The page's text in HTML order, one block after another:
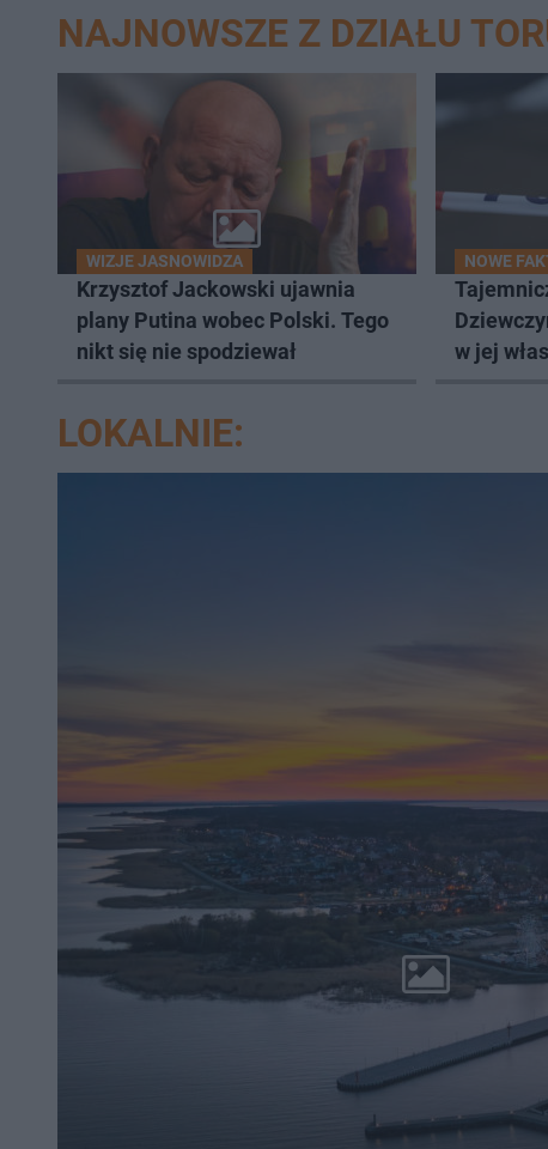
NAJNOWSZE Z DZIAŁU
WIZJE JASNOWIDZA
Krzysztof Jackowski ujawnia
plany Putina wobec Polski. Tego
nikt się nie spodziewał
NOWE
w jej
LOKALNIE: